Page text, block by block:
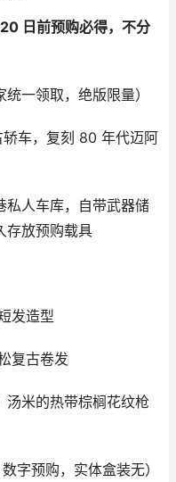
日前预购必得，不分
一领取，绝版限量）
轿车，复刻 80 年代迈阿
私人车库，自带武器储
存放预购载具
发造型
复古卷发
汤米的热带棕榈花纹枪
字预购，实体盒装无）